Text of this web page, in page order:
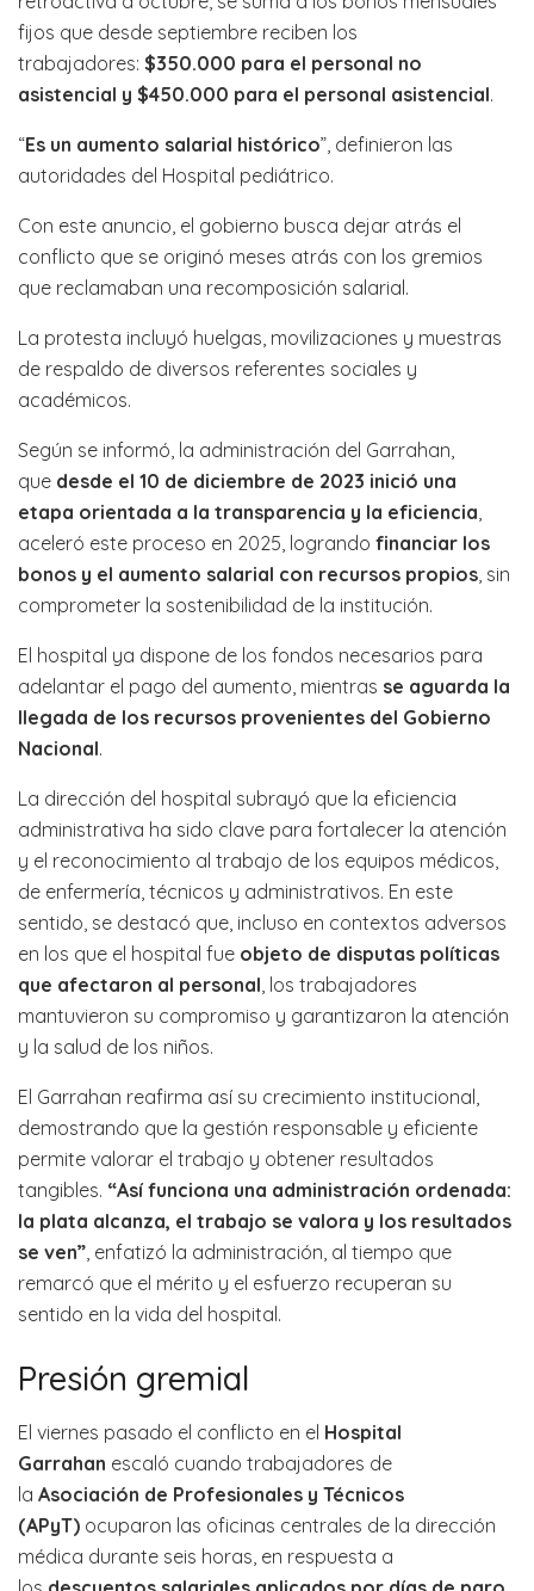
fijos que desde septiembre reciben los
trabajadores: $350.000 para el personal no
asistencial y $450.000 para el personal asistencial.
“Es un aumento salarial histórico”, definieron las
autoridades del Hospital pediátrico.
Con este anuncio, el gobierno busca dejar atrás el
conflicto que se originó meses atrás con los gremios
que reclamaban una recomposición salarial.
La protesta incluyó huelgas, movilizaciones y muestras
de respaldo de diversos referentes sociales y
académicos.
Según se informó, la administración del Garrahan,
que desde el 10 de diciembre de 2023 inició una
etapa orientada a la transparencia y la eficiencia,
aceleró este proceso en 2025, logrando financiar los
bonos y el aumento salarial con recursos propios, sin
comprometer la sostenibilidad de la institución.
El hospital ya dispone de los fondos necesarios para
adelantar el pago del aumento, mientras se aguarda la
llegada de los recursos provenientes del Gobierno
Nacional.
La dirección del hospital subrayó que la eficiencia
administrativa ha sido clave para fortalecer la atención
y el reconocimiento al trabajo de los equipos médicos,
de enfermería, técnicos y administrativos. En este
sentido, se destacó que, incluso en contextos adversos
en los que el hospital fue objeto de disputas políticas
que afectaron al personal, los trabajadores
mantuvieron su compromiso y garantizaron la atención
y la salud de los niños.
El Garrahan reafirma así su crecimiento institucional,
demostrando que la gestión responsable y eficiente
permite valorar el trabajo y obtener resultados
tangibles. “Así funciona una administración ordenada:
la plata alcanza, el trabajo se valora y los resultados
se ven”, enfatizó la administración, al tiempo que
remarcó que el mérito y el esfuerzo recuperan su
sentido en la vida del hospital.
Presión gremial
El viernes pasado el conflicto en el Hospital
Garrahan escaló cuando trabajadores de
la Asociación de Profesionales y Técnicos
(APyT) ocuparon las oficinas centrales de la dirección
médica durante seis horas, en respuesta a